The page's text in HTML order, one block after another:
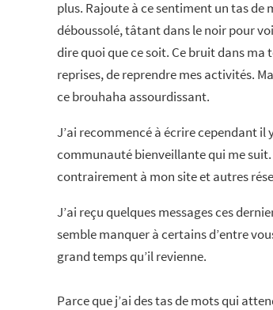
plus. Rajoute à ce sentiment un tas
déboussolé, tâtant dans le noir pour
dire quoi que ce soit. Ce bruit dans ma
reprises, de reprendre mes activités.
ce brouhaha assourdissant.
J’ai recommencé à écrire cependant
communauté bienveillante qui me suit.
contrairement à mon site et autres
J’ai reçu quelques messages ces
semble manquer à certains d’entre
grand temps qu’il revienne.
Parce que j’ai des tas de mots qui